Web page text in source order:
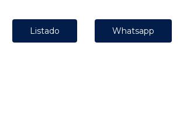
Listado Whatsapp